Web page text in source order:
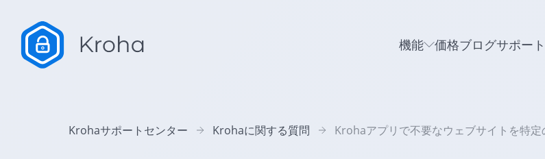
機能 価格ブログサポート
Krohaサポートセンター Krohaに関する質問 Krohaアプリで不要なウェブサイトを特